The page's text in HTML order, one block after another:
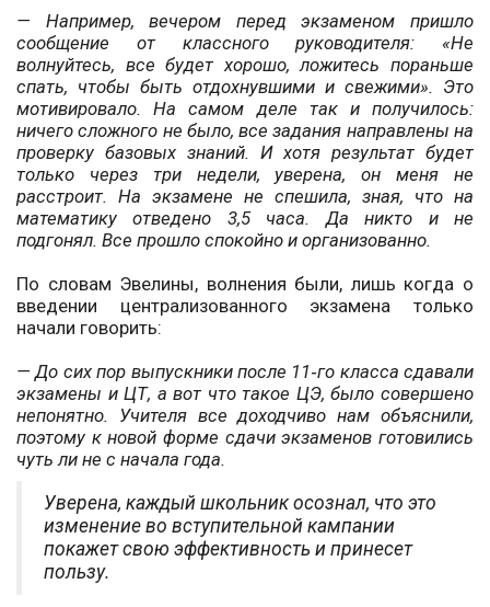
— Например, вечером перед экзаменом пришло
сообщение от классного руководителя: «Не
волнуйтесь, все будет хорошо, ложитесь пораньше
спать, чтобы быть отдохнувшими и свежими». Это
мотивировало. На самом деле так и получилось:
ничего сложного не было, все задания направлены на
проверку базовых знаний. И хотя результат будет
только через три недели, уверена, он меня не
расстроит. На экзамене не спешила, зная, что на
математику отведено 3,5 часа. Да никто и не
подгонял. Все прошло спокойно и организованно.
По словам Эвелины, волнения были, лишь когда о
введении централизованного экзамена только
начали говорить:
— До сих пор выпускники после 11‑го класса сдавали
экзамены и ЦТ, а вот что такое ЦЭ, было совершено
непонятно. Учителя все доходчиво нам объяснили,
поэтому к новой форме сдачи экзаменов готовились
чуть ли не с начала года.
Уверена, каждый школьник осознал, что это
изменение во вступительной кампании
покажет свою эффективность и принесет
пользу.